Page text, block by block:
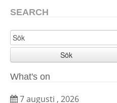
SEARCH
Sök
What's on
7 augusti , 2026